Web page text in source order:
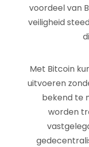
voordeel van
veiligheid
Met Bitcoin
uitvoeren
bekend te
worden